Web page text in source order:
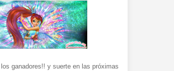
los ganadores!! y suerte en las próximas